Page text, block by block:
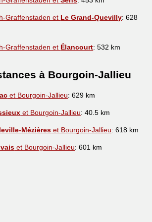
Graffenstaden et Le Grand-Quevilly: 628
Graffenstaden et Élancourt: 532 km
à Bourgoin-Jallieu
et Bourgoin-Jallieu: 629 km
et Bourgoin-Jallieu: 40.5 km
Mézières et Bourgoin-Jallieu: 618 km
et Bourgoin-Jallieu: 601 km